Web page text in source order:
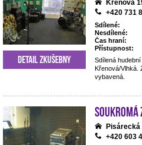
Křenová
+420 731
Sdílené:
Nesdílené:
Čas hraní:
Přístupnost:
Sdílená
Křenová/Vlhká.
vybavená.
Detail zkušebny
Soukromá
Pisárecká
+420 603